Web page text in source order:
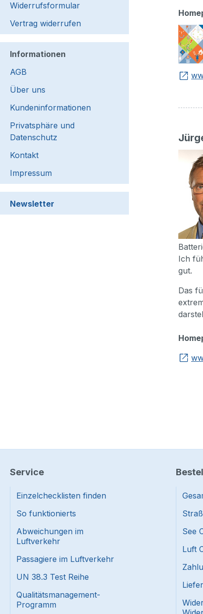
Widerrufsformular
Vertrag widerrufen
Informationen
AGB
Über uns
Kundeninformationen
Privatsphäre und
Datenschutz
Kontakt
Impressum
Newsletter
Ich
gut.
Das
Service
Einzelchecklisten finden
So funktionierts
Abweichungen im
Luftverkehr
Passagiere im Luftverkehr
UN 38.3 Test Reihe
Qualitätsmanagement-
Programm
See
Luft